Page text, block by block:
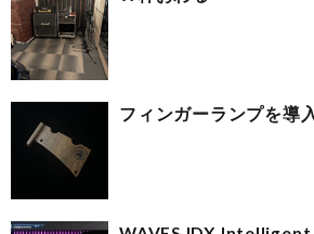
フィンガーランプを導